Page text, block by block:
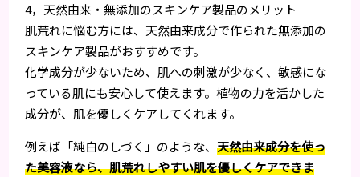
4，天然由来・無添加のスキンケア製品のメリット
肌荒れに悩む方には、天然由来成分で作られた無添加の
スキンケア製品がおすすめです。
化学成分が少ないため、肌への刺激が少なく、敏感にな
っている肌にも安心して使えます。植物の力を活かした
成分が、肌を優しくケアしてくれます。
例えば「純白のしづく」のような、天然由来成分を使っ
た美容液なら、肌荒れしやすい肌を優しくケアできま